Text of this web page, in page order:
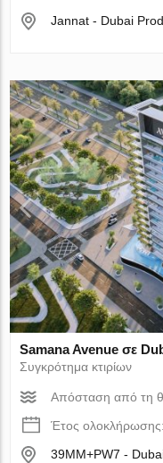
Jannat - Dubai
Samana Avenue σε
Συγκρότημα κτιρίων
Απόσταση από τη
Έτος ολοκλήρωσης:
39MM+PW7 -